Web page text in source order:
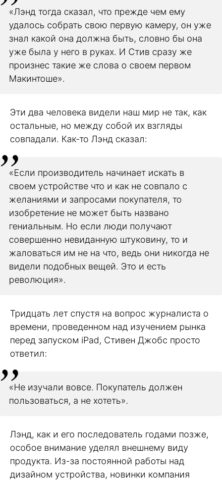
«Лэнд тогда сказал, что прежде чем ему
удалось собрать свою первую камеру, он уже
знал какой она должна быть, словно бы она
уже была у него в руках. И Стив сразу же
произнес такие же слова о своем первом
Макинтоше».
Эти два человека видели наш мир не так, как
остальные, но между собой их взгляды
совпадали. Как-то Лэнд сказал:
«Если производитель начинает искать в
своем устройстве что и как не совпало с
желаниями и запросами покупателя, то
изобретение не может быть названо
гениальным. Но если люди получают
совершенно невиданную штуковину, то и
жаловаться им не на что, ведь они никогда не
видели подобных вещей. Это и есть
революция».
Тридцать лет спустя на вопрос журналиста о
времени, проведенном над изучением рынка
перед запуском iPad, Стивен Джобс просто
ответил:
«Не изучали вовсе. Покупатель должен
пользоваться, а не хотеть».
Лэнд, как и его последователь годами позже,
особое внимание уделял внешнему виду
продукта. Из-за постоянной работы над
дизайном устройства, новинки компания